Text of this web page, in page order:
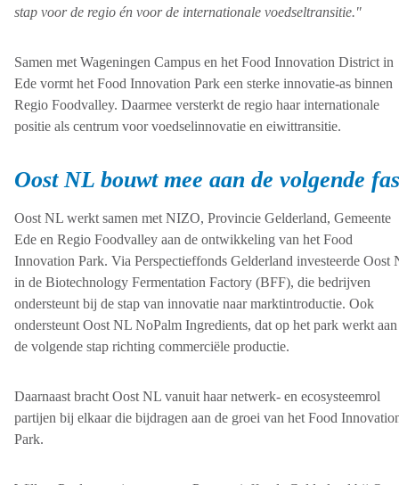
stap voor de regio én voor de internationale voedseltransitie."
Samen met Wageningen Campus en het Food Innovation District in
Ede vormt het Food Innovation Park een sterke innovatie-as binnen
Regio Foodvalley. Daarmee versterkt de regio haar internationale
positie als centrum voor voedselinnovatie en eiwittransitie.
Oost NL bouwt mee aan de volgende
Oost NL werkt samen met NIZO, Provincie Gelderland, Gemeente
Ede en Regio Foodvalley aan de ontwikkeling van het Food
Innovation Park. Via Perspectieffonds Gelderland investeerde Oost
in de Biotechnology Fermentation Factory (BFF), die bedrijven
ondersteunt bij de stap van innovatie naar marktintroductie. Ook
ondersteunt Oost NL NoPalm Ingredients, dat op het park werkt aan
de volgende stap richting commerciële productie.
Daarnaast bracht Oost NL vanuit haar netwerk- en ecosysteemrol
partijen bij elkaar die bijdragen aan de groei van het Food
Park.